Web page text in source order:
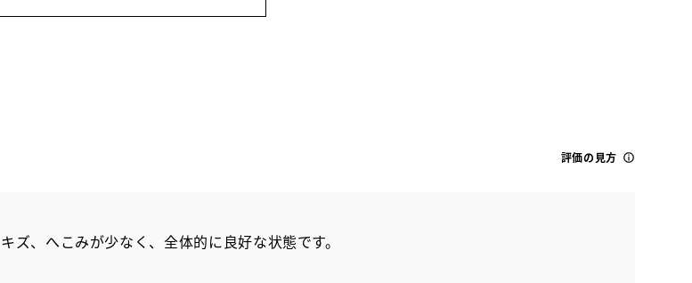
評価の見方
キズ、へこみが少なく、全体的に良好な状態です。